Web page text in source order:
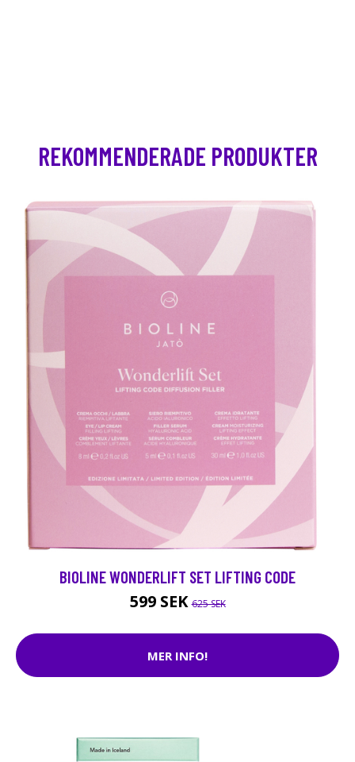
REKOMMENDERADE PRODUKTER
BIOLINE WONDERLIFT SET LIFTING CODE
599 SEK625 SEK
MER INFO!